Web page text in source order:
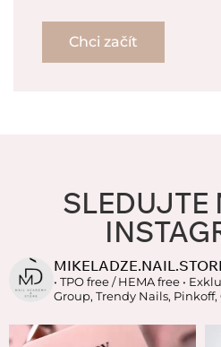
Chci začít
SLEDUJTE
• TPO free / HEMA free •
Group, Trendy Nails, Pinkoff,